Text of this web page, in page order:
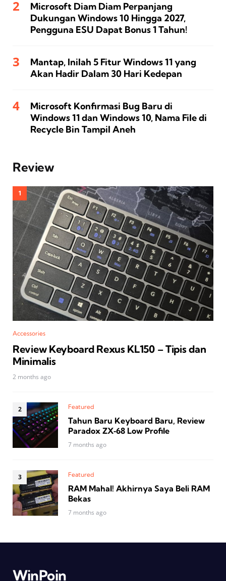
Microsoft Diam Diam Perpanjang
Dukungan Windows 10 Hingga 2027,
Pengguna ESU Dapat Bonus 1 Tahun!
Mantap, Inilah 5 Fitur Windows 11 yang
Akan Hadir Dalam 30 Hari Kedepan
Microsoft Konfirmasi Bug Baru di
Windows 11 dan Windows 10, Nama File di
Recycle Bin Tampil Aneh
Review
Accessories
Review Keyboard Rexus KL150 – Tipis dan
Minimalis
2 months ago
Featured
Tahun Baru Keyboard Baru, Review
Paradox ZX‑68 Low Profile
7 months ago
Featured
RAM Mahal! Akhirnya Saya Beli RAM
Bekas
7 months ago
WinPoin